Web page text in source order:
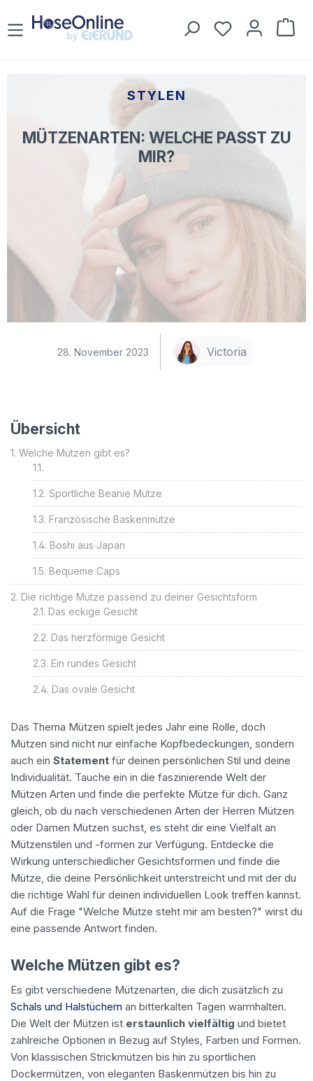
Zum Hauptinhalt springen Du hast 0
STYLEN
MÜTZENARTEN: WELCHE PASST ZU
MIR?
28. November 2023 Victoria
Übersicht
Welche Mützen gibt es?
Sportliche Beanie Mütze
Französische Baskenmütze
Boshi aus Japan
Bequeme Caps
Die richtige Mütze passend zu deiner Gesichtsform
Das eckige Gesicht
Das herzförmige Gesicht
Ein rundes Gesicht
Das ovale Gesicht
Das Thema Mützen spielt jedes Jahr eine Rolle, doch
Mützen sind nicht nur einfache Kopfbedeckungen, sondern
auch ein Statement für deinen persönlichen Stil und deine
Individualität. Tauche ein in die faszinierende Welt der
Mützen Arten und finde die perfekte Mütze für dich. Ganz
gleich, ob du nach verschiedenen Arten der Herren Mützen
oder Damen Mützen suchst, es steht dir eine Vielfalt an
Mützenstilen und -formen zur Verfügung. Entdecke die
Wirkung unterschiedlicher Gesichtsformen und finde die
Mütze, die deine Persönlichkeit unterstreicht und mit der du
die richtige Wahl für deinen individuellen Look treffen kannst.
Auf die Frage "Welche Mütze steht mir am besten?" wirst du
eine passende Antwort finden.
Welche Mützen gibt es?
Es gibt verschiedene Mützenarten, die dich zusätzlich zu
Schals und Halstüchern an bitterkalten Tagen warmhalten.
Die Welt der Mützen ist erstaunlich vielfältig und bietet
zahlreiche Optionen in Bezug auf Styles, Farben und Formen.
Von klassischen Strickmützen bis hin zu sportlichen
Dockermützen, von eleganten Baskenmützen bis hin zu